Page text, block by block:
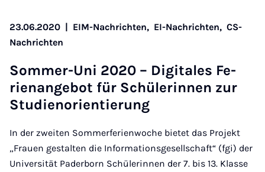
23.06.2020 EIM-Nachrichten, EI-Nachrichten, CS-
Nachrichten
Som­mer-Uni 2020 – Di­gi­ta­les Fe­
rien­an­ge­bot für Schü­le­rin­nen zur
Stu­die­n­o­ri­en­tie­rung
In der zweiten Sommerferienwoche bietet das Projekt
„Frauen gestalten die Informationsgesellschaft“ (fgi) der
Universität Paderborn Schülerinnen der 7. bis 13. Klasse